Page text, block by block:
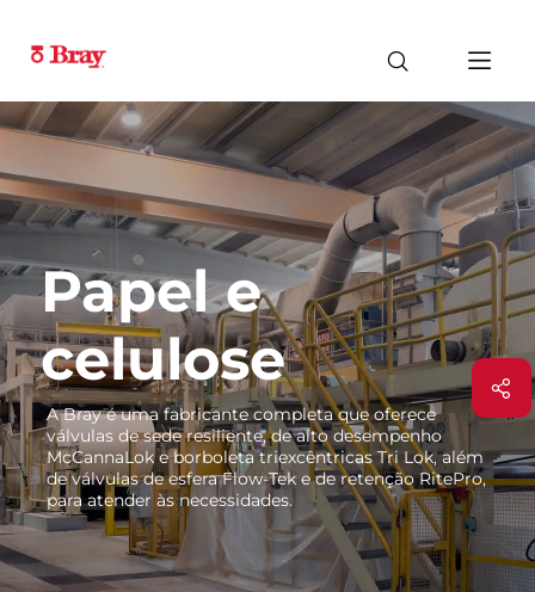
Papel e
celulose
A Bray é uma fabricante completa que oferece
válvulas de sede resiliente, de alto desempenho
McCannaLok e borboleta triexcêntricas Tri Lok, além
de válvulas de esfera Flow-Tek e de retenção RitePro,
para atender às necessidades.